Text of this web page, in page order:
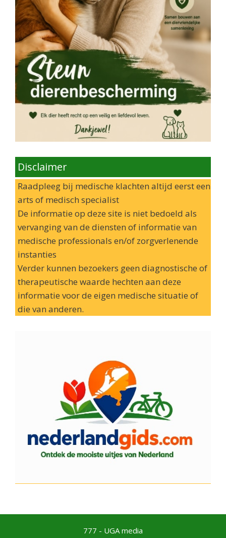
Disclaimer
Raadpleeg bij medische klachten altijd eerst een
arts of medisch specialist
De informatie op deze site is niet bedoeld als
vervanging van de diensten of informatie van
medische professionals en/of zorgverlenende
instanties
Verder kunnen bezoekers geen diagnostische of
therapeutische waarde hechten aan deze
informatie voor de eigen medische situatie of
die van anderen.
777 - UGA media